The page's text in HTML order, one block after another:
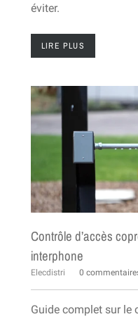
éviter.
LIRE PLUS
Contrôle d’accès
interphone
Elecdistri 0
Guide complet sur le